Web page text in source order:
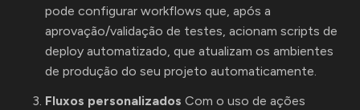
pode configurar workflows que, após a
aprovação/validação de testes, acionam scripts de
deploy automatizado, que atualizam os ambientes
de produção do seu projeto automaticamente.
Fluxos personalizados Com o uso de ações